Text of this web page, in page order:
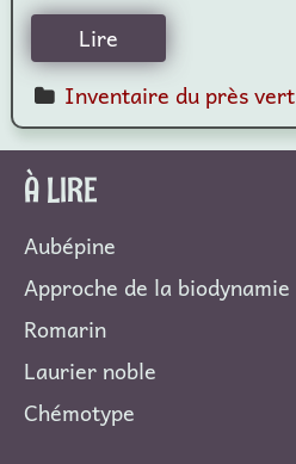
Lire
Inventaire du près vert
À LIRE
Aubépine
Approche de la biodynamie
Romarin
Laurier noble
Chémotype